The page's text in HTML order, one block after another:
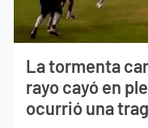
La tormenta
rayo cayó en
ocurrió una